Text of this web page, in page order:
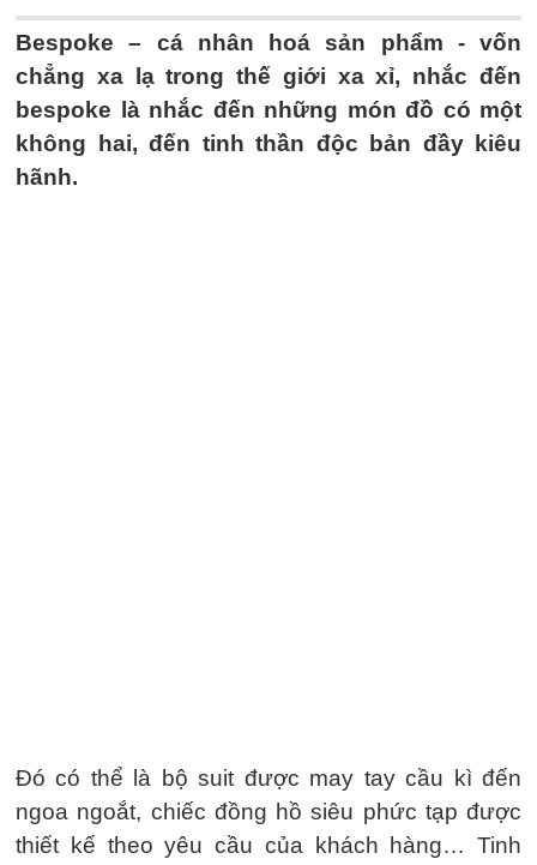
Bespoke – cá nhân hoá sản phẩm - vốn
chẳng xa lạ trong thế giới xa xỉ, nhắc đến
bespoke là nhắc đến những món đồ có một
không hai, đến tinh thần độc bản đầy kiêu
hãnh.
Đó có thể là bộ suit được may tay cầu kì đến
ngoa ngoắt, chiếc đồng hồ siêu phức tạp được
thiết kế theo yêu cầu của khách hàng… Tinh